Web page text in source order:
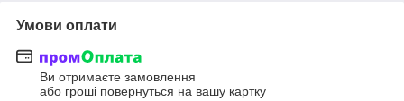
Умови оплати
Ви отримаєте замовлення
або гроші повернуться на вашу картку